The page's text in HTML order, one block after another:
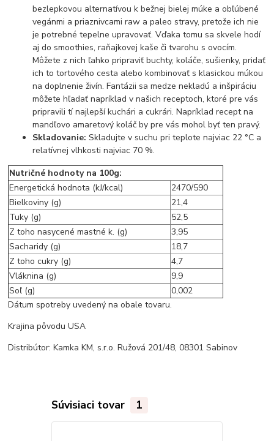
bezlepkovou alternatívou k bežnej bielej múke a obľúbené
vegánmi a priaznivcami raw a paleo stravy, pretože ich nie
je potrebné tepelne upravovať. Vďaka tomu sa skvele hodí
aj do smoothies, raňajkovej kaše či tvarohu s ovocím.
Môžete z nich ľahko pripraviť buchty, koláče, sušienky, pridať
ich to tortového cesta alebo kombinovať s klasickou múkou
na doplnenie živín. Fantázii sa medze nekladú a inšpiráciu
môžete hľadať napríklad v našich receptoch, ktoré pre vás
pripravili tí najlepší kuchári a cukrári. Napríklad recept na
mandľovo amaretový koláč by pre vás mohol byť ten pravý.
Skladovanie: Skladujte v suchu pri teplote najviac 22 °C a
relatívnej vlhkosti najviac 70 %.
Nutričné hodnoty na 100g:
Energetická hodnota (kJ/kcal)
2470/590
Bielkoviny (g)
21,4
Tuky (g)
52,5
Z toho nasycené mastné k. (g)
3,95
Sacharidy (g)
18,7
Z toho cukry (g)
4,7
Vláknina (g)
9,9
Soľ (g)
0,002
Dátum spotreby uvedený na obale tovaru.
Krajina pôvodu USA
Distribútor: Kamka KM, s.r.o. Ružová 201/48, 08301 Sabinov
Súvisiaci tovar 1